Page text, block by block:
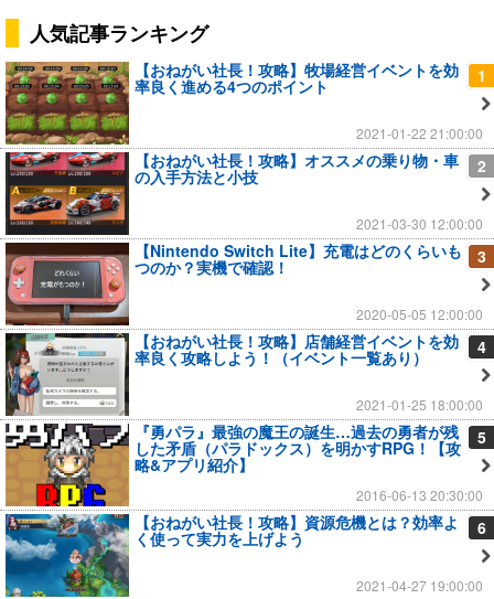
人気記事ランキング
1
【おねがい社長！攻略】牧場経営イベントを効
率良く進める4つのポイント
2021-01-22 21:00:00
2
【おねがい社長！攻略】オススメの乗り物・車
の入手方法と小技
2021-03-30 12:00:00
3
【Nintendo Switch Lite】充電はどのくらいも
つのか？実機で確認！
2020-05-05 12:00:00
4
【おねがい社長！攻略】店舗経営イベントを効
率良く攻略しよう！（イベント一覧あり）
2021-01-25 18:00:00
5
『勇パラ』最強の魔王の誕生…過去の勇者が残
した矛盾（パラドックス）を明かすRPG！【攻
略&アプリ紹介】
2016-06-13 20:30:00
6
【おねがい社長！攻略】資源危機とは？効率よ
く使って実力を上げよう
2021-04-27 19:00:00